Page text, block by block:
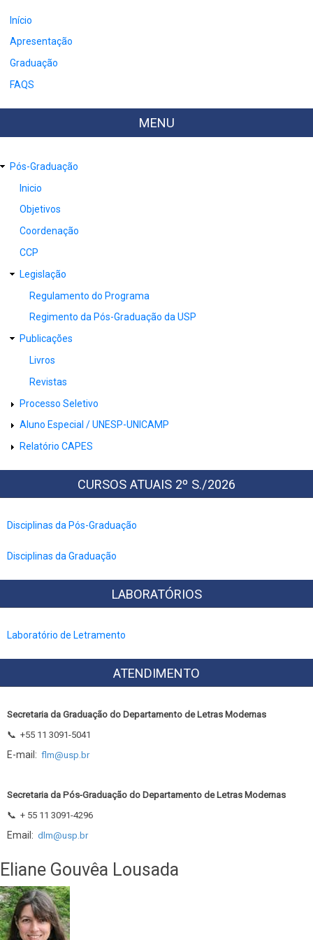
Início
Apresentação
Graduação
FAQS
MENU
Pós-Graduação
Inicio
Objetivos
Coordenação
CCP
Legislação
Regulamento do Programa
Regimento da Pós-Graduação da USP
Publicações
Livros
Revistas
Processo Seletivo
Aluno Especial / UNESP-UNICAMP
Relatório CAPES
CURSOS ATUAIS 2º S./2026
Disciplinas da Pós-Graduação
Disciplinas da Graduação
LABORATÓRIOS
Laboratório de Letramento
ATENDIMENTO
Secretaria da Graduação do Departamento de Letras Modernas
📞 +55 11 3091-5041
E-mail: flm@usp.br
Secretaria da Pós-Graduação do Departamento de Letras Modernas
📞 + 55 11 3091-4296
Email: dlm@usp.br
Eliane Gouvêa Lousada